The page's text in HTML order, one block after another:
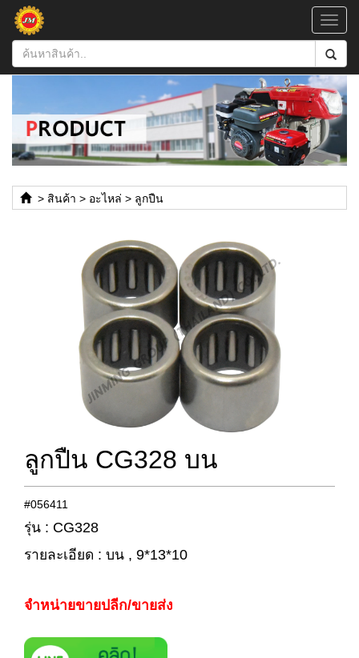
> สินค้า > อะไหล่ > ลูกปืน
ลูกปืน CG328 บน
#056411
รุ่น : CG328
รายละเอียด : บน , 9*13*10
จำหน่ายขายปลีก/ขายส่ง